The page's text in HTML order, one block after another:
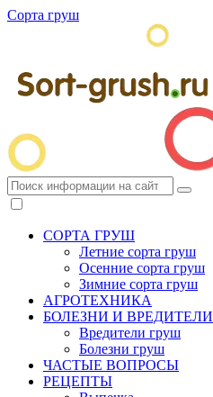
Сорта груш
СОРТА ГРУШ
Летние сорта груш
Осенние сорта груш
Зимние сорта груш
АГРОТЕХНИКА
БОЛЕЗНИ И ВРЕДИТЕЛИ
Вредители груш
Болезни груш
ЧАСТЫЕ ВОПРОСЫ
РЕЦЕПТЫ